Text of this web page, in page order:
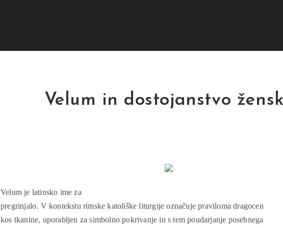
Velum in dostojanstvo
Velum je latinsko ime za
pregrinjalo. V kontekstu rimske katoliške liturgije označuje praviloma dragocen
kos tkanine, uporabljen za simbolno pokrivanje in s tem poudarjanje posebnega